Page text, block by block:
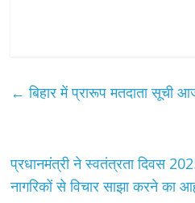
← बिहार में प्रारूप मतदाता सूची
प्रधानमंत्री ने स्वतंत्रता दिवस
नागरिकों से विचार साझा करने का